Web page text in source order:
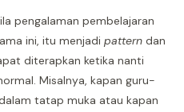
pengalaman pembelajaran
ini, itu menjadi pattern dan
diterapkan ketika nanti
Misalnya, kapan guru-
tatap muka atau kapan